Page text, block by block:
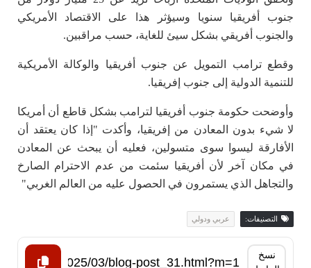
جنوب أفريقيا سنويا وسيؤثر هذا على الاقتصاد الأمريكي
والجنوب أفريقي بشكل سيئ للغاية، حسب مراقبين.
وقطع ترامب التمويل عن جنوب أفريقيا والوكالة الأمريكية
للتنمية الدولية إلى جنوب إفريقيا.
وأوضحت حكومة جنوب أفريقيا لترامب بشكل قاطع أن أمريكا
لا شيء بدون المعادن من إفريقيا، وأكدت "إذا كان يعتقد أن
الأفارقة ليسوا سوى متسولين، فعليه أن يبحث عن المعادن
في مكان آخر لأن أفريقيا سئمت من عدم الاحترام الصارخ
والتجاهل الذي يستمرون في الحصول عليه من العالم الغربي"
التصنيفات: عربي ودولي
نسخ